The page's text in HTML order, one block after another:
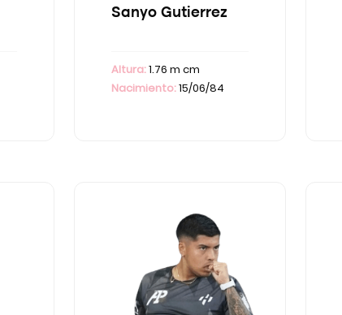
Sanyo Gutierrez
Altura:1.76 m cm
Nacimiento:15/06/84